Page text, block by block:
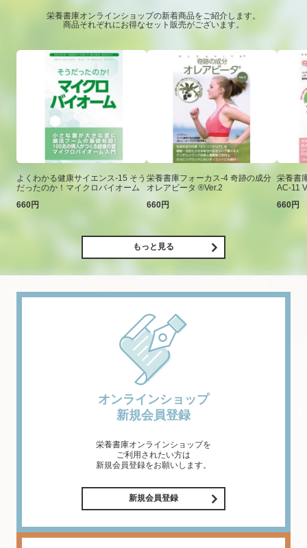
栄養書庫オンラインショップの新着商品をご紹介します。
商品それぞれにお得なセット販売がございます。
よくわかる健康サイエンス-15 そう
だったのか！マイクロバイオーム
660円
栄養書庫フォーカス-4 奇跡の成分
オレアビータ ®Ver.2
660円
栄養書
AC-11
660円
もっと見る
オンラインショップ
新規会員登録
栄養書庫オンラインショップを
ご利用されたい方は
新規会員登録をお願いします。
新規会員登録